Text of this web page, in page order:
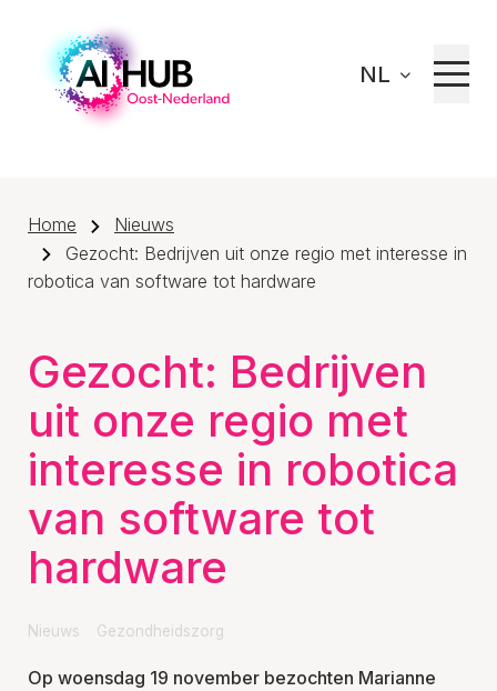
NL
Home
Nieuws
Gezocht: Bedrijven uit onze regio met interesse in
robotica van software tot hardware
Gezocht: Bedrijven
uit onze regio met
interesse in robotica
van software tot
hardware
Nieuws Gezondheidszorg
Op woensdag 19 november bezochten Marianne